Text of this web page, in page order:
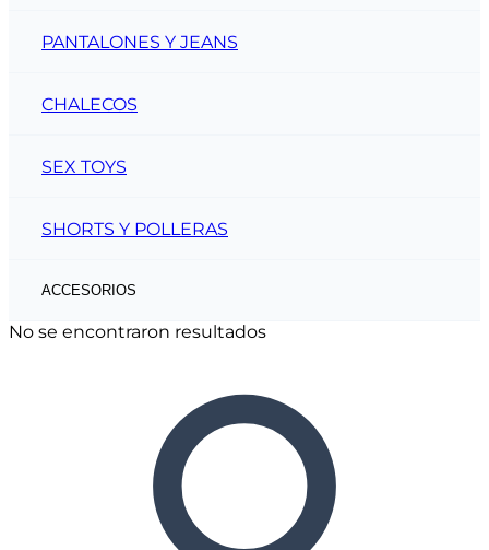
PANTALONES Y JEANS
CHALECOS
SEX TOYS
SHORTS Y POLLERAS
ACCESORIOS
No se encontraron resultados